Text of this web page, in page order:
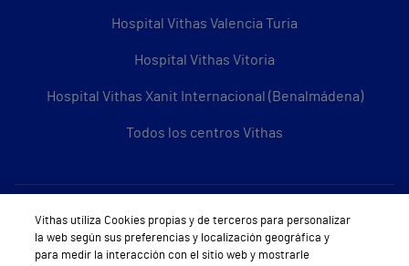
Hospital Vithas Valencia Turia
Hospital Vithas Vitoria
Hospital Vithas Xanit Internacional (Benalmádena)
Todos los centros Vithas
Sobre Vithas
Quiénes somos
Vithas utiliza Cookies propias y de terceros para personalizar
la web según sus preferencias y localización geográfica y
para medir la interacción con el sitio web y mostrarle